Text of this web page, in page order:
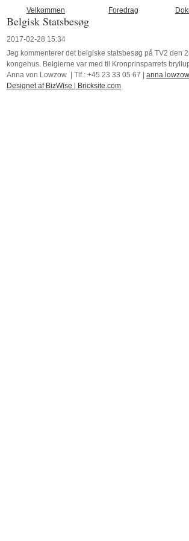
Velkommen Foredrag
Belgisk Statsbesøg
2017-02-28 15:34
Jeg kommenterer det belgiske statsbesøg på TV2 den
kongehus. Belgierne var med til Kronprinsparrets
Anna von Lowzow | Tlf.: +45 23 33 05 67 |
Designet af BizWise
Bricksite.com